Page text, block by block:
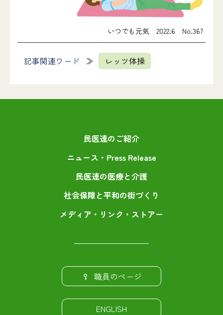
いつでも元気 2022.6 No.367
記事関連ワード レッツ体操
民医連のご紹介
ニュース・Press Release
民医連の医療と介護
社会保障と平和の街づくり
メディア・リンク・ストアー
職員のページ
ENGLISH